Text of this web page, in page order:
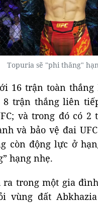
Topuria sẽ "phi thăng"
16 trận toàn thắng
8 trận thắng liên
và trong đó có 2
và bảo vệ đai
còn động lực ở
hạng nhẹ.
ra trong một gia
vùng đất